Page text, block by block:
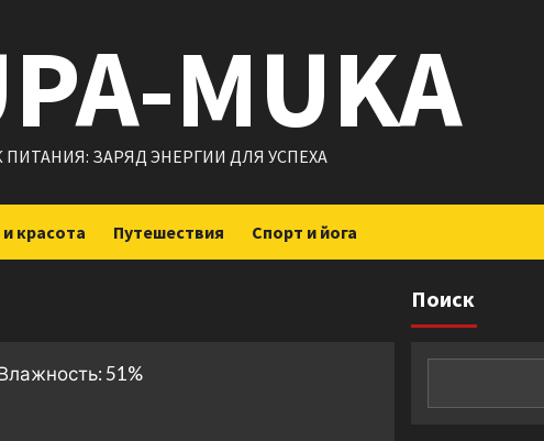
MUKA
ПИТАНИЯ: ЗАРЯД ЭНЕРГИИ ДЛЯ УСПЕХА
красота Путешествия Спорт и йога
51%
Поиск